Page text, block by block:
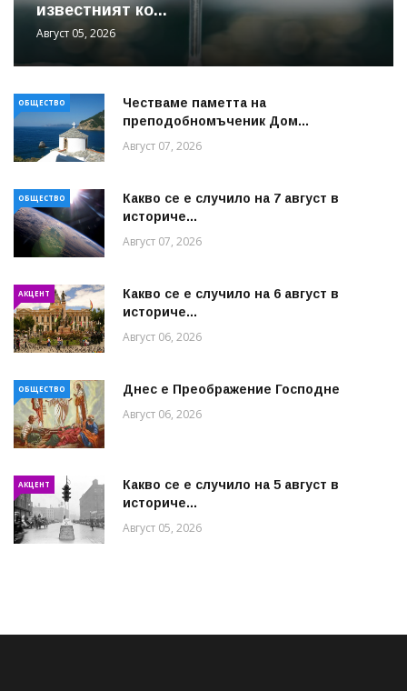
известният ко...
Август 05, 2026
ОБЩЕСТВО
Честваме паметта на
преподобномъченик Дом...
Август 07, 2026
ОБЩЕСТВО
Какво се е случило на 7 август в
историче...
Август 07, 2026
АКЦЕНТ
Какво се е случило на 6 август в
историче...
Август 06, 2026
ОБЩЕСТВО Днес е Преображение Господне
Август 06, 2026
АКЦЕНТ
Какво се е случило на 5 август в
историче...
Август 05, 2026